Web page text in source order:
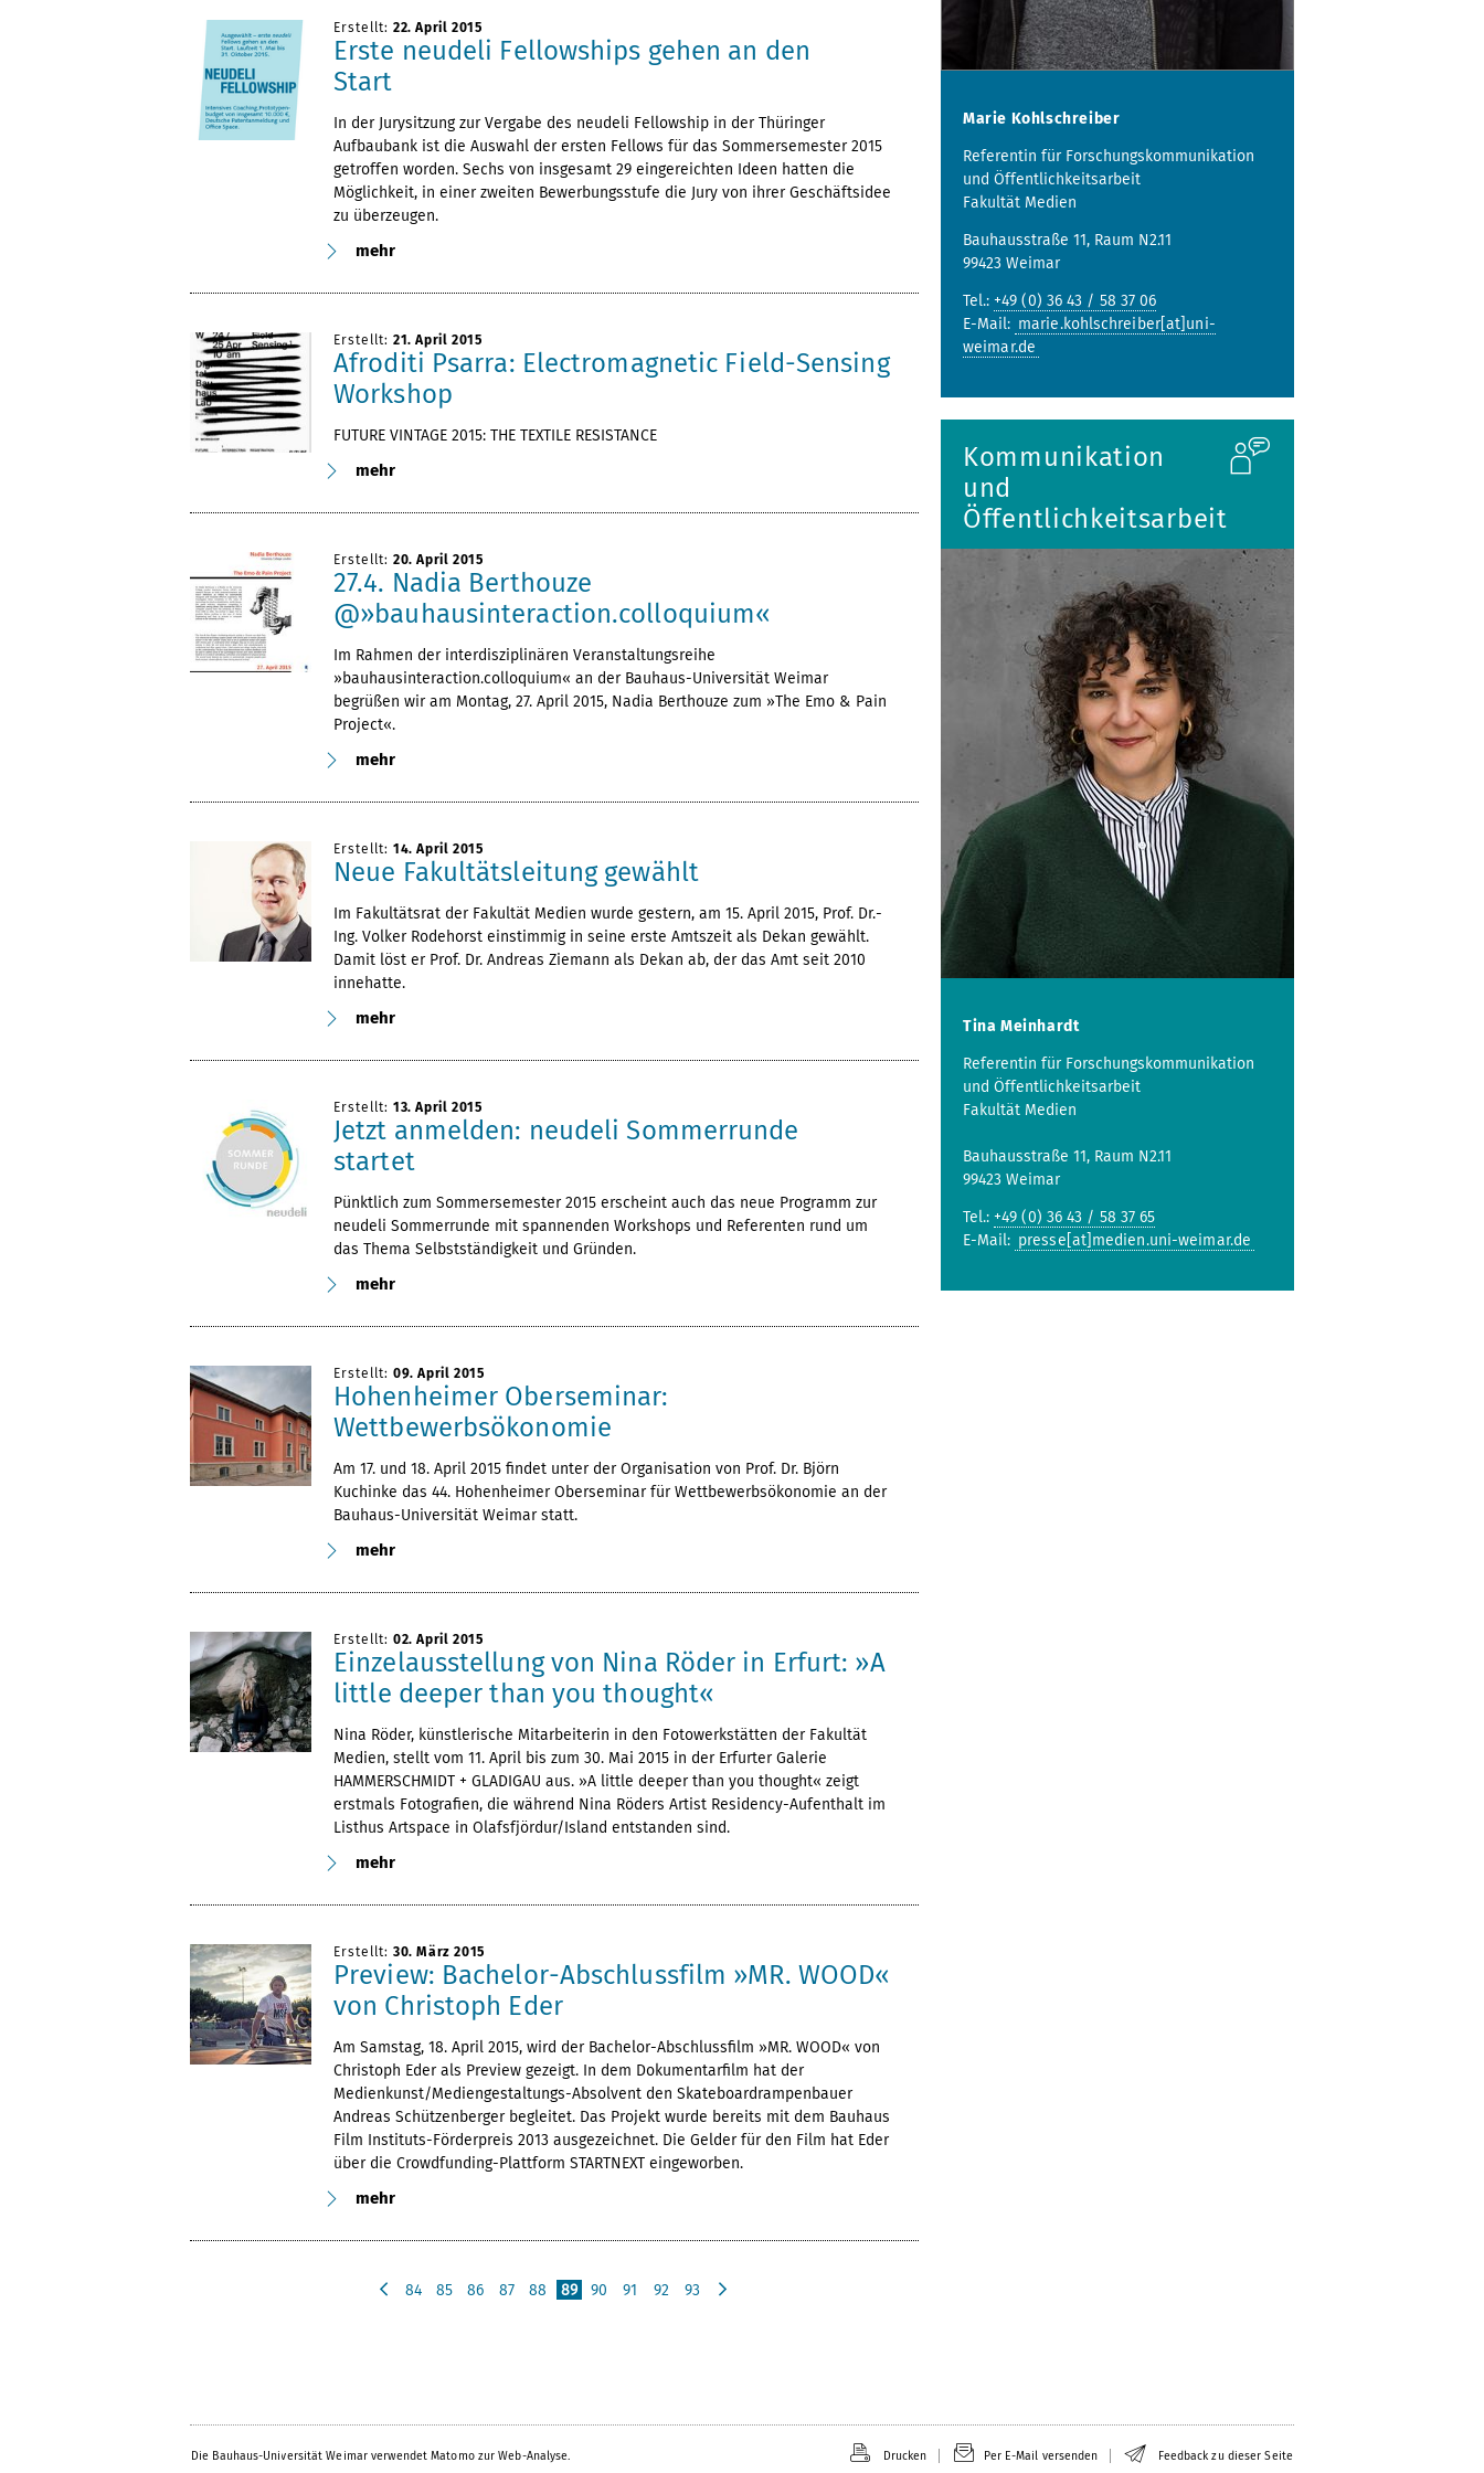
Erstellt: 22. April 2015
Erste neudeli Fellowships gehen an den
Start
In der Jurysitzung zur Vergabe des neudeli Fellowship in der Thüringer
Aufbaubank ist die Auswahl der ersten Fellows für das Sommersemester 2015
getroffen worden. Sechs von insgesamt 29 eingereichten Ideen hatten die
Möglichkeit, in einer zweiten Bewerbungsstufe die Jury von ihrer Geschäftsidee
zu überzeugen.
mehr
Erstellt: 21. April 2015
Afroditi Psarra: Electromagnetic Field-Sensing
Workshop
FUTURE VINTAGE 2015: THE TEXTILE RESISTANCE
mehr
Erstellt: 20. April 2015
27.4. Nadia Berthouze
@»bauhausinteraction.colloquium«
Im Rahmen der interdisziplinären Veranstaltungsreihe
»bauhausinteraction.colloquium« an der Bauhaus-Universität Weimar
begrüßen wir am Montag, 27. April 2015, Nadia Berthouze zum »The Emo & Pain
Project«.
mehr
Erstellt: 14. April 2015
Neue Fakultätsleitung gewählt
Im Fakultätsrat der Fakultät Medien wurde gestern, am 15. April 2015, Prof. Dr.-
Ing. Volker Rodehorst einstimmig in seine erste Amtszeit als Dekan gewählt.
Damit löst er Prof. Dr. Andreas Ziemann als Dekan ab, der das Amt seit 2010
innehatte.
mehr
Erstellt: 13. April 2015
Jetzt anmelden: neudeli Sommerrunde
startet
Pünktlich zum Sommersemester 2015 erscheint auch das neue Programm zur
neudeli Sommerrunde mit spannenden Workshops und Referenten rund um
das Thema Selbstständigkeit und Gründen.
mehr
Erstellt: 09. April 2015
Hohenheimer Oberseminar:
Wettbewerbsökonomie
Am 17. und 18. April 2015 findet unter der Organisation von Prof. Dr. Björn
Kuchinke das 44. Hohenheimer Oberseminar für Wettbewerbsökonomie an der
Bauhaus-Universität Weimar statt.
mehr
Erstellt: 02. April 2015
Einzelausstellung von Nina Röder in Erfurt: »A
little deeper than you thought«
Nina Röder, künstlerische Mitarbeiterin in den Fotowerkstätten der Fakultät
Medien, stellt vom 11. April bis zum 30. Mai 2015 in der Erfurter Galerie
HAMMERSCHMIDT + GLADIGAU aus. »A little deeper than you thought« zeigt
erstmals Fotografien, die während Nina Röders Artist Residency-Aufenthalt im
Listhus Artspace in Olafsfjördur/Island entstanden sind.
mehr
Erstellt: 30. März 2015
Preview: Bachelor-Abschlussfilm »MR. WOOD«
von Christoph Eder
Am Samstag, 18. April 2015, wird der Bachelor-Abschlussfilm »MR. WOOD« von
Christoph Eder als Preview gezeigt. In dem Dokumentarfilm hat der
Medienkunst/Mediengestaltungs-Absolvent den Skateboardrampenbauer
Andreas Schützenberger begleitet. Das Projekt wurde bereits mit dem Bauhaus
Film Instituts-Förderpreis 2013 ausgezeichnet. Die Gelder für den Film hat Eder
über die Crowdfunding-Plattform STARTNEXT eingeworben.
mehr
g
84 85 86 87 88 89 90 91 92
93
Marie Kohlschreiber
Referentin für Forschungskommunikation
und Öffentlichkeitsarbeit
Fakultät Medien
Bauhausstraße 11, Raum N2.11
99423 Weimar
Tel.: +49 (0) 36 43 / 58 37 06
E-Mail: marie.kohlschreiber[at]uni-
weimar.de
Kommunikation
und
Öffentlichkeitsarbeit
Tina Meinhardt
Referentin für Forschungskommunikation
und Öffentlichkeitsarbeit
Fakultät Medien
Bauhausstraße 11, Raum N2.11
99423 Weimar
Tel.: +49 (0) 36 43 / 58 37 65
E-Mail: presse[at]medien.uni-weimar.de
Die Bauhaus-Universität Weimar verwendet Matomo zur Web-Analyse. Drucken Per E-Mail versenden Feedback zu dieser Seite